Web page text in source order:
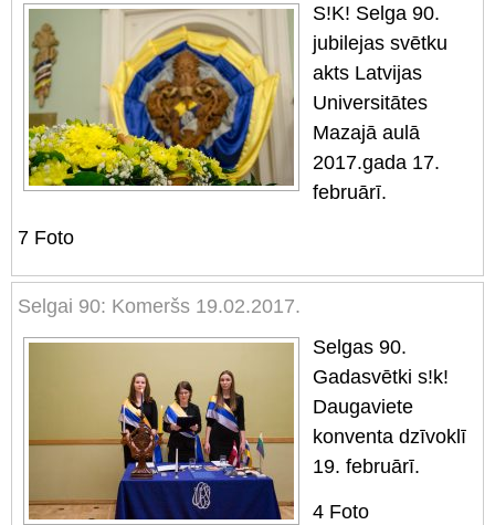
S!K! Selga 90.
jubilejas svētku
akts Latvijas
Universitātes
Mazajā aulā
2017.gada 17.
februārī.
7 Foto
Selgai 90: Komeršs 19.02.2017.
Selgas 90.
Gadasvētki s!k!
Daugaviete
konventa dzīvoklī
19. februārī.
4 Foto